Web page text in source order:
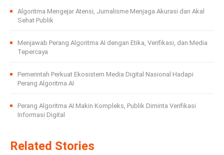
Algoritma Mengejar Atensi, Jurnalisme Menjaga Akurasi dan Akal
Sehat Publik
Menjawab Perang Algoritma AI dengan Etika, Verifikasi, dan Media
Tepercaya
Pemerintah Perkuat Ekosistem Media Digital Nasional Hadapi
Perang Algoritma AI
Perang Algoritma AI Makin Kompleks, Publik Diminta Verifikasi
Informasi Digital
Related Stories